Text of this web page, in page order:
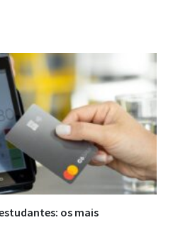
os mais